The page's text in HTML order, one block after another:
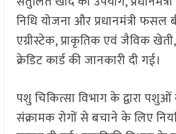
निधि योजना और प्रधानमंत्री फसल
एग्रीस्टेक, प्राकृतिक एवं जैविक
क्रेडिट कार्ड की जानकारी दी गई।
पशु चिकित्सा विभाग के द्वारा
संक्रामक रोगों से बचाने के लिए